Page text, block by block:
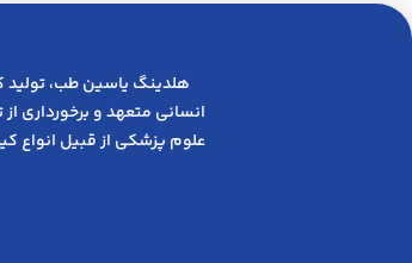
هلدینگ یاسین طب، تولید
انسانی متعهد و ﺑﺮﺧﻮرداری
علوم پزشکی از قبیل